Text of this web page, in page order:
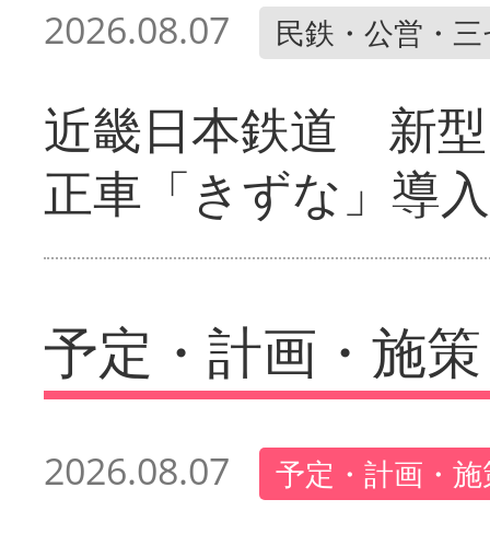
2026.08.07 民鉄・公営・
近畿日本鉄道 新
正車「きずな」導入
予定・計画・施策
2026.08.07 予定・計画・